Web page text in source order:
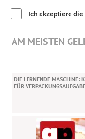
Ich akzeptiere
AM MEISTEN
DIE LERNENDE MASCHINE:
FÜR